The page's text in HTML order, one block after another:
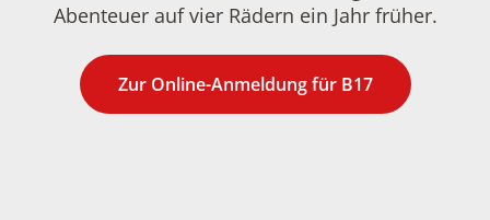
Abenteuer auf vier Rädern ein Jahr früher.
Zur Online-Anmeldung für B17